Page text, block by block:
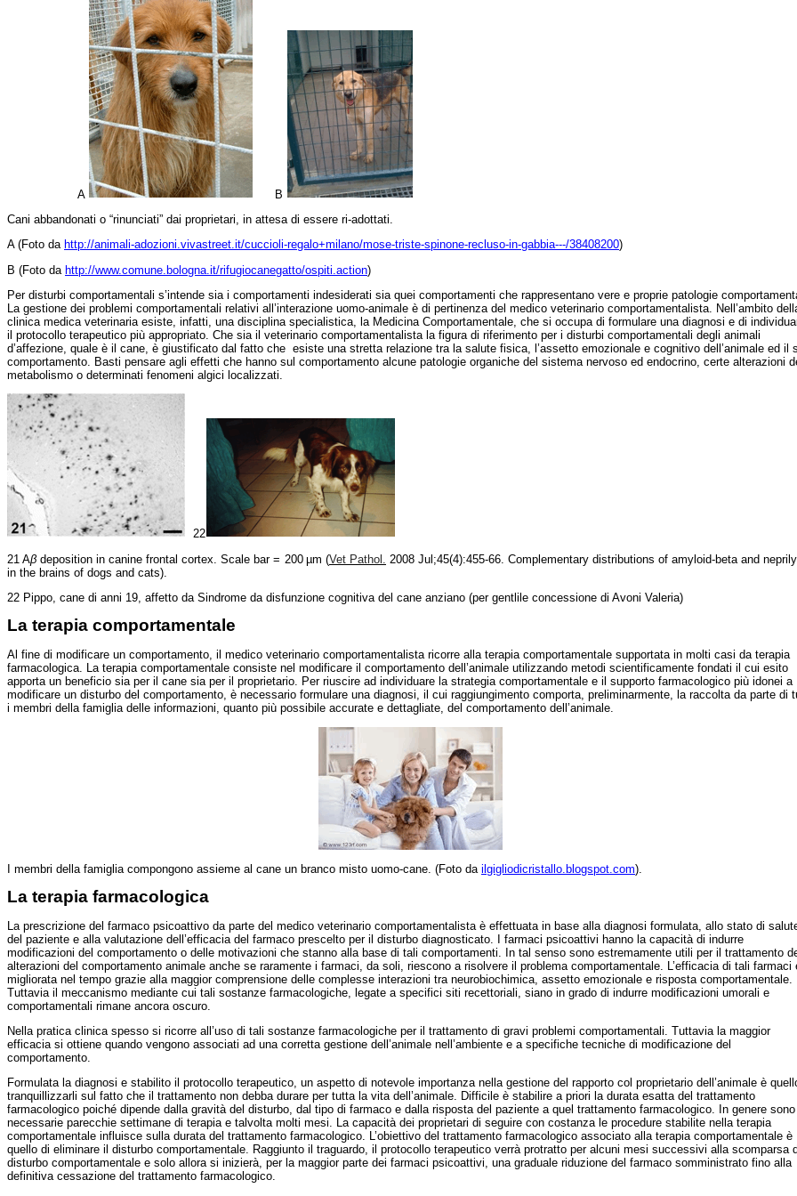
A
B
Cani abbandonati o “rinunciati” dai proprietari, in attesa di essere ri-adottati.
A (Foto da http://animali-adozioni.vivastreet.it/cuccioli-regalo+milano/mose-triste-spinone-recluso-in-gabbia---/38408200)
B (Foto da http://www.comune.bologna.it/rifugiocanegatto/ospiti.action)
Per disturbi comportamentali s’intende sia i comportamenti indesiderati sia quei comportamenti che rappresentano vere e proprie patologie
La gestione dei problemi comportamentali relativi all’interazione uomo-animale è di pertinenza del medico veterinario comportamentalista. Nell’ambito
clinica medica veterinaria esiste, infatti, una disciplina specialistica, la Medicina Comportamentale, che si occupa di formulare una diagnosi e di
il protocollo terapeutico più appropriato. Che sia il veterinario comportamentalista la figura di riferimento per i disturbi comportamentali degli animali
d’affezione, quale è il cane, è giustificato dal fatto che esiste una stretta relazione tra la salute fisica, l’assetto emozionale e cognitivo dell’animale ed il
comportamento. Basti pensare agli effetti che hanno sul comportamento alcune patologie organiche del sistema nervoso ed endocrino, certe alterazioni
metabolismo o determinati fenomeni algici localizzati.
22
21 Aβ deposition in canine frontal cortex . Scale bar = 200 µm (Vet Pathol 2008 Jul;45(4):455-66. Complementary distributions of amyloid-beta and
in the brains of dogs and cats).
22 Pippo, cane di anni 19 , affetto da Sindrome da disfunzione cognitiva del cane anziano (per gentlile concessione di Avoni Valeria)
La terapia comportamentale
Al fine di modificare un comportamento, il medico veterinario comportamentalista ricorre alla terapia comportamentale supportata in molti casi da terapia
farmacologica. La terapia comportamentale consiste nel modificare il comportamento dell’animale utilizzando metodi scientificamente fondati il cui esito
apporta un beneficio sia per il cane sia per il proprietario. Per riuscire ad individuare la strategia comportamentale e il supporto farmacologico più idonei a
modificare un disturbo del comportamento, è necessario formulare una diagnosi, il cui raggiungimento comporta, preliminarmente, la raccolta da parte di
i membri della famiglia delle informazioni , quanto più possibile accurate e dettagliate, del comportamento dell’animale.
I membri della famiglia compongono assieme al cane un branco misto uomo-cane. (Foto da ilgigliodicristallo.blogspot.com).
La terapia farmacologica
La prescrizione del farmaco psicoattivo da parte del medico veterinario comportamentalista è effettuata in base alla diagnosi formulata, allo stato di
del paziente e alla valutazione dell’efficacia del farmaco prescelto per il disturbo diagnosticato. I farmaci psicoattivi hanno la capacità di indurre
modificazioni del comportamento o delle motivazioni che stanno alla base di tali comportamenti. In tal senso sono estremamente utili per il trattamento
alterazioni del comportamento animale anche se raramente i farmaci, da soli, riescono a risolvere il problema comportamentale. L’efficacia di tali farmaci
migliorata nel tempo grazie alla maggior comprensione delle complesse interazioni tra neurobiochimica , assetto emozionale e risposta comportamentale.
Tuttavia il meccanismo mediante cui tali sostanze farmacologiche, legate a specifici siti recettoriali, siano in grado di indurre modificazioni umorali e
comportamentali rimane ancora oscuro.
Nella pratica clinica spesso si ricorre all’uso di tali sostanze farmacologiche per il trattamento di gravi problemi comportamentali. Tuttavia la maggior
efficacia si ottiene quando vengono associati ad una corretta gestione dell’animale nell’ambiente e a specifiche tecniche di modificazione del
comportamento.
Formulata la diagnosi e stabilito il protocollo terapeutico, un aspetto di notevole importanza nella gestione del rapporto col proprietario dell’animale è
tranquillizzarli sul fatto che il trattamento non debba durare per tutta la vita dell’animale. Difficile è stabilire a priori la durata esatta del trattamento
farmacologico poiché dipende dalla gravità del disturbo, dal tipo di farmaco e dalla risposta del paziente a quel trattamento farmacologico. In genere sono
necessarie parecchie settimane di terapia e talvolta molti mesi. La capacità dei proprietari di seguire con costanza le procedure stabilite nella terapia
comportamentale influisce sulla durata del trattamento farmacologico. L’obiettivo del trattamento farmacologico associato alla terapia comportamentale è
quello di eliminare il disturbo comportamentale. Raggiunto il traguardo, il protocollo terapeutico verràprotratto per alcuni mesi successivi alla scomparsa
disturbo comportamentale e solo allora si inizierà, per la maggior parte dei farmaci psicoattivi, una graduale riduzione del farmaco somministrato fino alla
definitiva cessazione del trattamento farmacologico.